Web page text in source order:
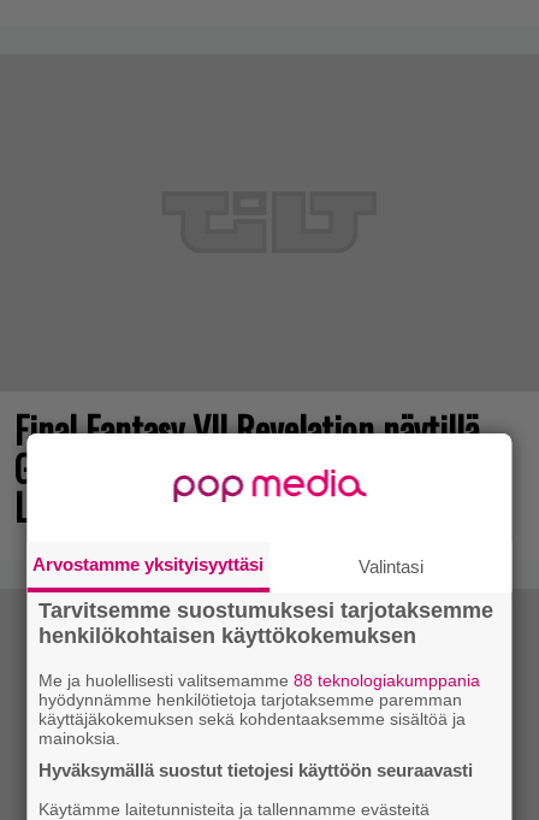
Final Fantasy VII Revelation näytillä
Gamescom-messujen Opening Night
Live -tapahtumassa
Arvostamme yksityisyyttäsi Valintasi
Tarvitsemme suostumuksesi tarjotaksemme
henkilökohtaisen käyttökokemuksen
Me ja huolellisesti valitsemamme88 teknologiakumppania
hyödynnämme henkilötietoja tarjotaksemme paremman
käyttäjäkokemuksen sekä kohdentaaksemme sisältöä ja
mainoksia.
Hyväksymällä suostut tietojesi käyttöön seuraavasti
Käytämme laitetunnisteita ja tallennamme evästeitä